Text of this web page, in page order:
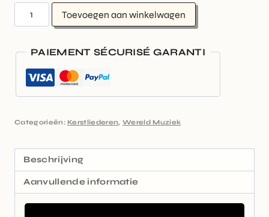
Toevoegen aan winkelwagen
PAIEMENT SÉCURISÉ GARANTI
Categorieën: Kerstliederen, Wereld Muziek
Beschrijving
Aanvullende informatie